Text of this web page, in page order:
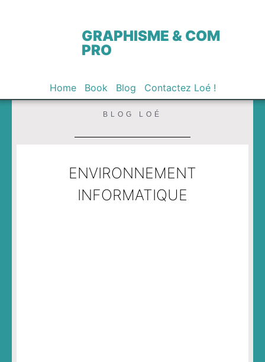
GRAPHISME & COM
PRO
Home Book Blog Contactez Loé !
BLOG LOÉ
ENVIRONNEMENT
INFORMATIQUE